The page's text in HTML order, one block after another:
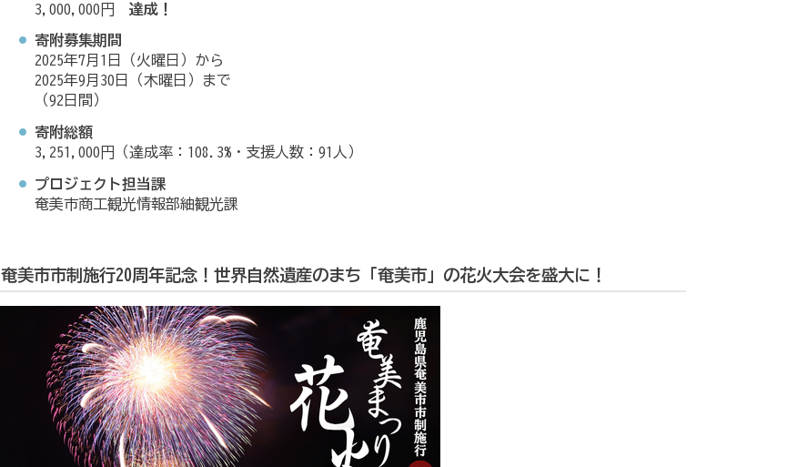
3,000,000円達成！
寄附募集期間
2025年7月1日（火曜日）から
2025年9月30日（木曜日）まで
（92日間）
寄附総額
3,251,000円（達成率：108.3%・支援人数：91人）
プロジェクト担当課
奄美市商工観光情報部紬観光課
奄美市市制施行20周年記念！世界自然遺産のまち「奄美市」の花火大会を盛大に！